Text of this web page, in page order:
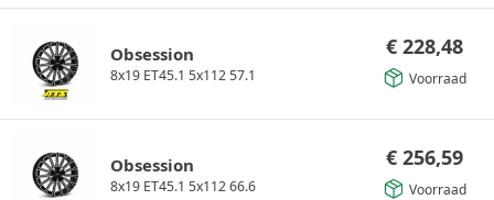
Obsession
8x19 ET45.1 5x112 57.1
€ 228,48
Voorraad
Obsession
8x19 ET45.1 5x112 66.6
€ 256,59
Voorraad